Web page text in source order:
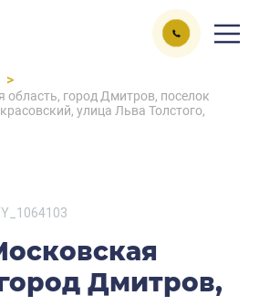
>
область, город Дмитров, поселок
улица Льва Толстого,
Дмитров,